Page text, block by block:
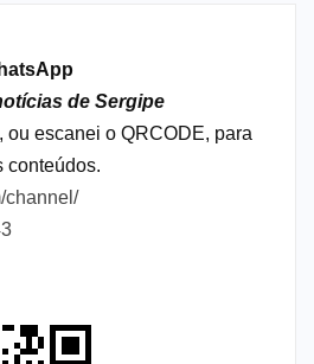
de Sergipe
ou escanei o QRCODE, para
conteúdos.
channel/